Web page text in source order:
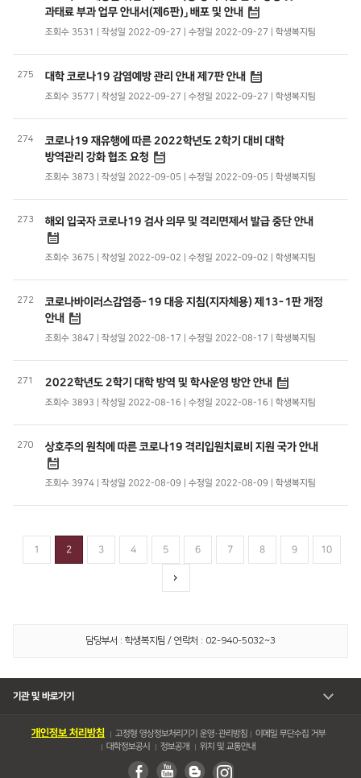
과태료 부과 업무 안내서(제6판)」 배포 및 안내
조회수 3531 | 작성일 2022-09-27 | 수정일 2022-09-27 | 학생복지팀
275 대학 코로나19 감염예방 관리 안내 제7판 안내
조회수 3577 | 작성일 2022-09-27 | 수정일 2022-09-27 | 학생복지팀
274
코로나19 재유행에 따른 2022학년도 2학기 대비 대학
방역관리 강화 협조 요청
조회수 3873 | 작성일 2022-09-05 | 수정일 2022-09-05 | 학생복지팀
273 해외 입국자 코로나19 검사 의무 및 격리면제서 발급 중단 안내
조회수 3675 | 작성일 2022-09-02 | 수정일 2022-09-02 | 학생복지팀
272
코로나바이러스감염증-19 대응 지침(지자체용) 제13-1판 개정
안내
조회수 3847 | 작성일 2022-08-17 | 수정일 2022-08-17 | 학생복지팀
271 2022학년도 2학기 대학 방역 및 학사운영 방안 안내
조회수 3893 | 작성일 2022-08-16 | 수정일 2022-08-16 | 학생복지팀
270 상호주의 원칙에 따른 코로나19 격리입원치료비 지원 국가 안내
조회수 3974 | 작성일 2022-08-09 | 수정일 2022-08-09 | 학생복지팀
1 2 3 4 5 6 7 8 9 10
담당부서 : 학생복지팀 / 연락처 : 02-940-5032~3
기관 및 바로가기
개인정보 처리방침 고정형 영상정보처리기기 운영・관리방침
이메일 무단수집 거부
대학정보공시
정보공개 위치 및 교통안내